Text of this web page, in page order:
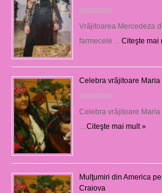
06/08/2026
Vrăjitoarea Mercedeza
farmecele … Citeşte mai
Celebra vrăjitoare Maria
06/08/2026
Celebra vrăjitoare
Citeşte mai mult »
Mulţumiri din America
Craiova